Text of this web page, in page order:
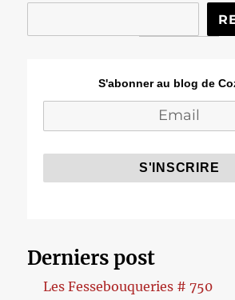
S'abonner au blog de
Derniers post
Les Fessebouqueries # 750